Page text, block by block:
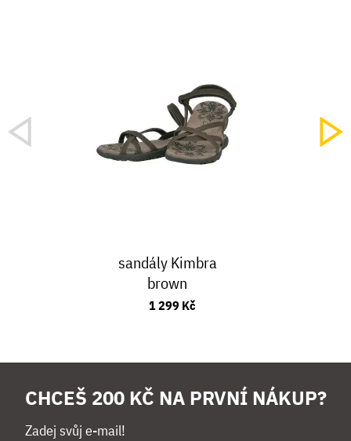
sandály Kimbra
brown
1 299 Kč
CHCEŠ 200 KČ NA PRVNÍ NÁKUP?
Zadej svůj e-mail!